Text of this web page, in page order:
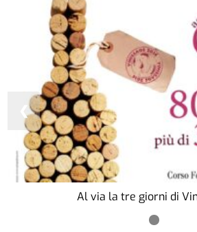
Al via la tre giorni di
❮